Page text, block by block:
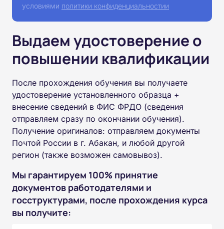
условиями политики конфиденциальностии
Выдаем удостоверение о
повышении квалификации
После прохождения обучения вы получаете
удостоверение установленного образца +
внесение сведений в ФИС ФРДО (сведения
отправляем сразу по окончании обучения).
Получение оригиналов: отправляем документы
Почтой России в г. Абакан, и любой другой
регион (также возможен самовывоз).
Мы гарантируем 100% принятие
документов работодателями и
госструктурами, после прохождения курса
вы получите: